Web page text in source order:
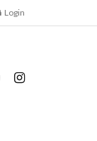
Login